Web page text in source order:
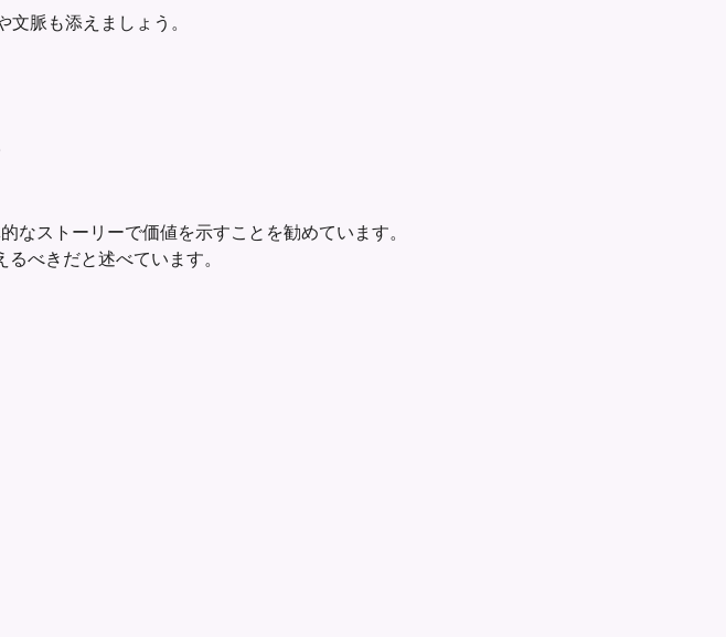
文脈も添えましょう。
なストーリーで価値を示すことを勧めています。
べきだと述べています。